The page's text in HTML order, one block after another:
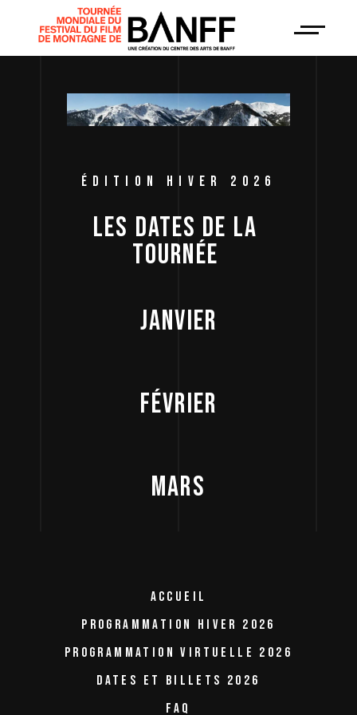
ÉDITION HIVER 2026
LES DATES DE LA
TOURNÉE
JANVIER
FÉVRIER
MARS
ACCUEIL
PROGRAMMATION HIVER 2026
PROGRAMMATION VIRTUELLE 2026
DATES ET BILLETS 2026
FAQ